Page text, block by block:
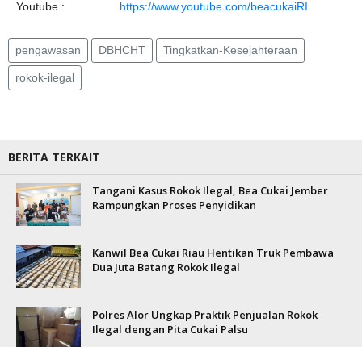
Youtube : https://www.youtube.com/beacukaiRI
pengawasan DBHCHT Tingkatkan-Kesejahteraan
rokok-ilegal
BERITA TERKAIT
Tangani Kasus Rokok Ilegal, Bea Cukai Jember
Rampungkan Proses Penyidikan
Kanwil Bea Cukai Riau Hentikan Truk Pembawa
Dua Juta Batang Rokok Ilegal
Polres Alor Ungkap Praktik Penjualan Rokok
Ilegal dengan Pita Cukai Palsu